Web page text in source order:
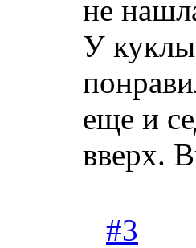
не
У
еще и
вверх.
#3